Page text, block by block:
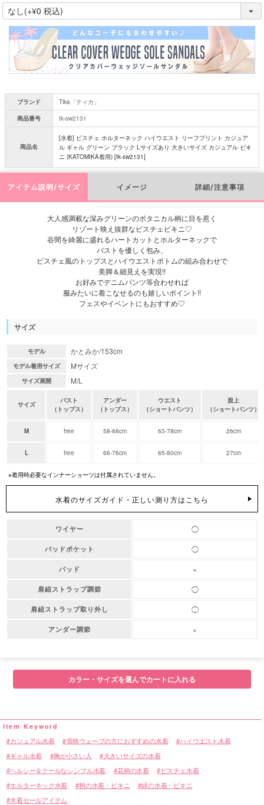
(
必
須
)
ブランド
Tika「ティカ」
商品番号
tk-sw2131
商品名
[水着] ビスチェ ホルターネック ハイウエスト リーフプリント カジュア
ル ギャル グリーン ブラック Lサイズあり 大きいサイズ カジュアル ビキ
ニ (KATOMIKA着用) [tk-sw2131]
アイテム説明/サイズ イメージ 詳細/注意事項
大人感満載な深みグリーンのボタニカル柄に目を惹く
リゾート映え抜群なビスチェビキニ♡
谷間を綺麗に盛れるハートカットとホルターネックで
バストを優しく包み、
ビスチェ風のトップスとハイウエストボトムの組み合わせで
美脚＆細見えを実現!!
お好みでデニムパンツ等合わせれば
服みたいに着こなせるのも嬉しいポイント!!
フェスやイベントにもおすすめ♡
サイズ
モデル かとみか/153cm
モデル着用サイズ Mサイズ
サイズ展開 M/L
サイズ
バスト
（トップス）
アンダー
（トップス）
ウエスト
（ショートパンツ）
股上
（ショートパンツ）
M free 58-68cm 63-78cm 26cm
L free 66-76cm 65-80cm 27cm
※着用時必要なインナーショーツは付属されていません。
水着のサイズガイド・正しい測り方はこちら
ワイヤー ◯
パッドポケット ◯
パッド ×
肩紐ストラップ調節 ◯
肩紐ストラップ取り外し ◯
アンダー調節 ×
カラー・サイズを選んでカートに入れる
カジュアル水着 骨格ウェーブの方におすすめの水着 ハイウエスト水着
ギャル水着 胸が小さい人 大きいサイズの水着
ヘルシー＆クールなシンプル水着 花柄の水着
ビスチェ水着
ホルターネック水着
柄の水着・ビキニ
緑の水着・ビキニ
水着セールアイテム